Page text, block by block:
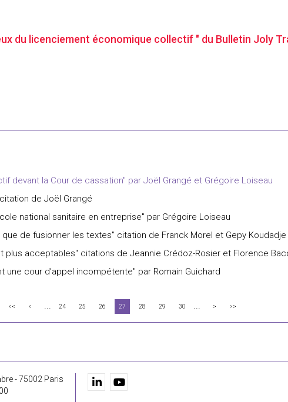
du licenciement économique collectif " du Bulletin Joly
devant la Cour de cassation" par Joël Grangé et Grégoire Loiseau
de Joël Grangé
national sanitaire en entreprise" par Grégoire Loiseau
de fusionner les textes" citation de Franck Morel et Gepy Koudadje
acceptables" citations de Jeannie Crédoz-Rosier et Florence
une cour d’appel incompétente" par Romain Guichard
<< < ... 24 25 26 27 28 29 30 ... > >>
- 75002 Paris